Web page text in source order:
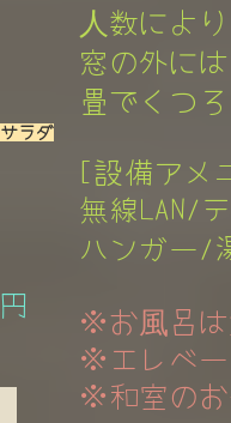
ラダ
人数により
窓の外には
畳でくつろ
[設備アメ
無線LAN/
ハンガー/
※お風呂は
※エレベー
※和室のお